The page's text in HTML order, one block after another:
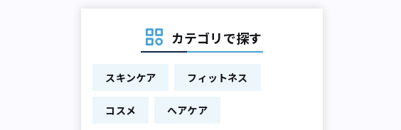
カテゴリで探す
スキンケア フィットネス
コスメ ヘアケア